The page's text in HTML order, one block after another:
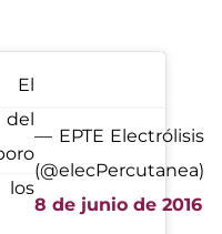
El
— EPTE Electrólisis
(@elecPercutanea)
8 de junio de 2016